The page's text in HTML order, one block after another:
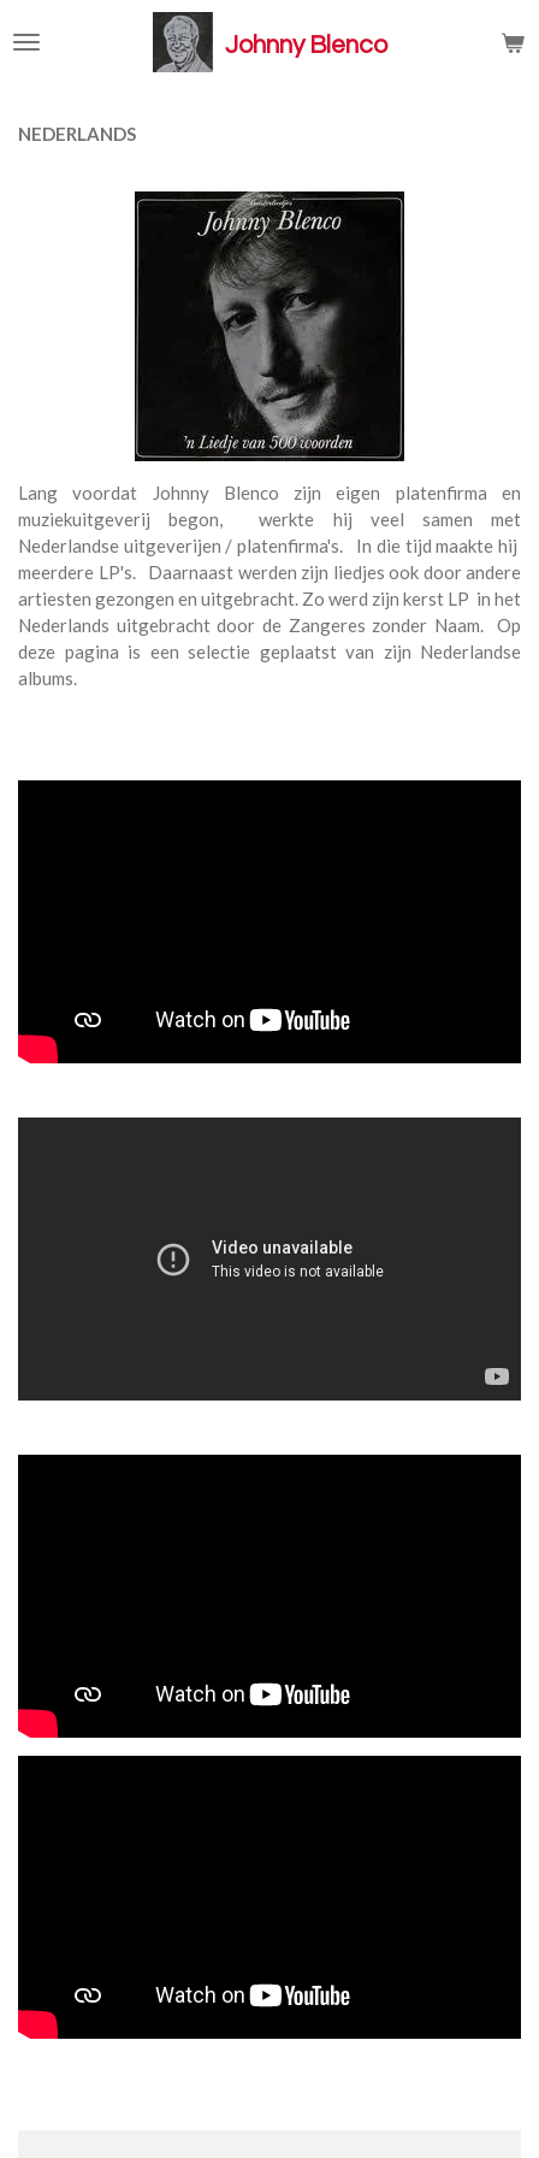
direct
hoofdinhoud
Johnny Blenco
NEDERLANDS
Lang voordat Johnny Blenco zijn eigen platenfirma en
muziekuitgeverij begon, werkte hij veel samen met
Nederlandse uitgeverijen / platenfirma's. In die tijd maakte hij
meerdere LP's. Daarnaast werden zijn liedjes ook door andere
artiesten gezongen en uitgebracht. Zo werd zijn kerst LP in het
Nederlands uitgebracht door de Zangeres zonder Naam. Op
deze pagina is een selectie geplaatst van zijn Nederlandse
albums.